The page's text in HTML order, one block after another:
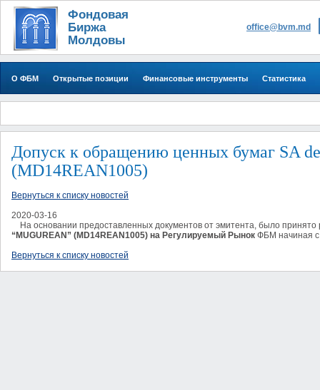
Фондовая
Биржа
Молдовы
office@bvm.md
О ФБМ Открытые позиции Финансовые инструменты Статистика
Допуск к обращению ценных бумаг SA
(MD14REAN1005)
Вернуться к списку новостей
2020-03-16
На основании предоставленных документов от эмитента, было
“MUGUREAN” (MD14REAN1005) на Регулируемый Рынок ФБМ начиная
Вернуться к списку новостей